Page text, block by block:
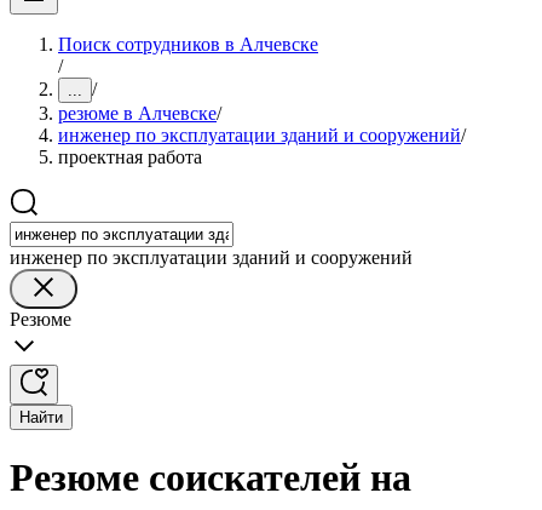
Поиск сотрудников в Алчевске
/
... /
резюме в Алчевске/
инженер по эксплуатации зданий и сооружений/
проектная работа
инженер по эксплуатации зданий и сооружений
Резюме
Найти
Резюме соискателей на